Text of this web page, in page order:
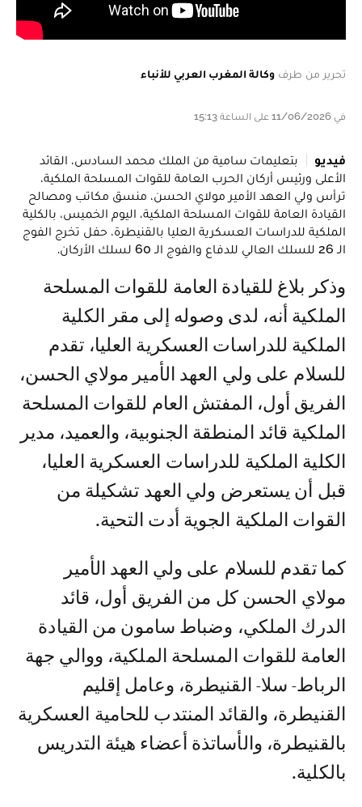
تحرير من طرف وكالة المغرب العربي للأنباء
في 11/06/2026 على الساعة 15:13
فيديو
بتعليمات سامية من الملك محمد السادس، القائد
الأعلى ورئيس أركان الحرب العامة للقوات المسلحة الملكية،
ترأس ولي العهد الأمير مولاي الحسن، منسق مكاتب ومصالح
القيادة العامة للقوات المسلحة الملكية، اليوم الخميس، بالكلية
الملكية للدراسات العسكرية العليا بالقنيطرة، حفل تخرج الفوج
الـ 26 للسلك العالي للدفاع والفوج الـ 60 لسلك الأركان.
وذكر بلاغ للقيادة العامة للقوات المسلحة
الملكية أنه، لدى وصوله إلى مقر الكلية
الملكية للدراسات العسكرية العليا، تقدم
للسلام على ولي العهد الأمير مولاي الحسن،
الفريق أول، المفتش العام للقوات المسلحة
الملكية قائد المنطقة الجنوبية، والعميد، مدير
الكلية الملكية للدراسات العسكرية العليا،
قبل أن يستعرض ولي العهد تشكيلة من
القوات الملكية الجوية أدت التحية.
كما تقدم للسلام على ولي العهد الأمير
مولاي الحسن كل من الفريق أول، قائد
الدرك الملكي، وضباط سامون من القيادة
العامة للقوات المسلحة الملكية، ووالي جهة
الرباط- سلا- القنيطرة، وعامل إقليم
القنيطرة، والقائد المنتدب للحامية العسكرية
بالقنيطرة، والأساتذة أعضاء هيئة التدريس
بالكلية.